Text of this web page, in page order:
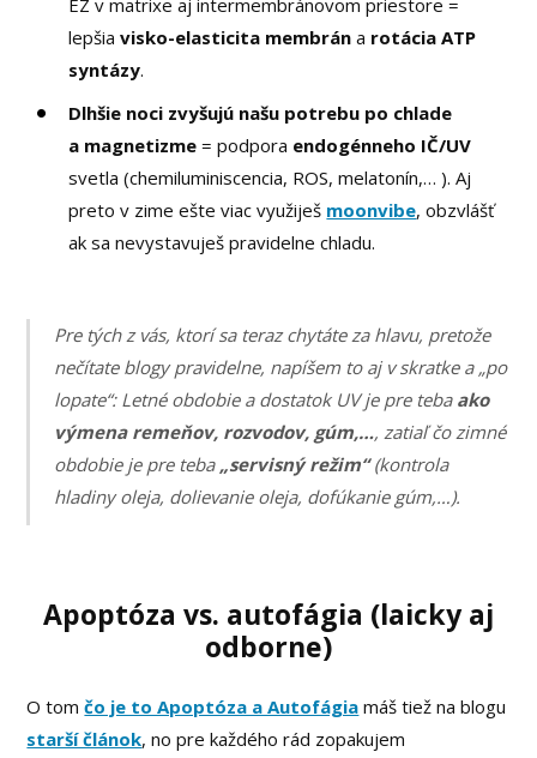
EZ v matrixe aj intermembránovom priestore =
lepšiavisko-elasticita membrán a rotácia ATP
syntázy.
Dlhšie noci zvyšujú našu potrebu po chlade
a magnetizme= podpora endogénneho IČ/UV
svetla (chemiluminiscencia, ROS, melatonín,… ). Aj
preto v zime ešte viac využiješ moonvibe, obzvlášť
ak sa nevystavuješ pravidelne chladu.
Pre tých z vás, ktorí sa teraz chytáte za hlavu, pretože
nečítate blogy pravidelne, napíšem to aj v skratke a „po
lopate“: Letné obdobie a dostatok UV je pre teba ako
výmena remeňov, rozvodov, gúm,…, zatiaľ čo zimné
obdobie je pre teba „servisný režim“(kontrola
hladiny oleja, dolievanie oleja, dofúkanie gúm,…).
Apoptóza vs. autofágia (laicky aj
odborne)
O tomčo je to Apoptóza a Autofágia máš tiež na blogu
starší článok, no pre každého rád zopakujem